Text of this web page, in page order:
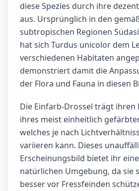
diese Spezies durch ihre
aus. Ursprünglich in den
subtropischen Regionen
hat sich Turdus unicolor dem
verschiedenen Habitaten
demonstriert damit die
der Flora und Fauna in diesen
Die Einfarb-Drossel trägt
ihres meist einheitlich
welches je nach
variieren kann. Dieses
Erscheinungsbild bietet ihr
natürlichen Umgebung, da sie
besser vor Fressfeinden